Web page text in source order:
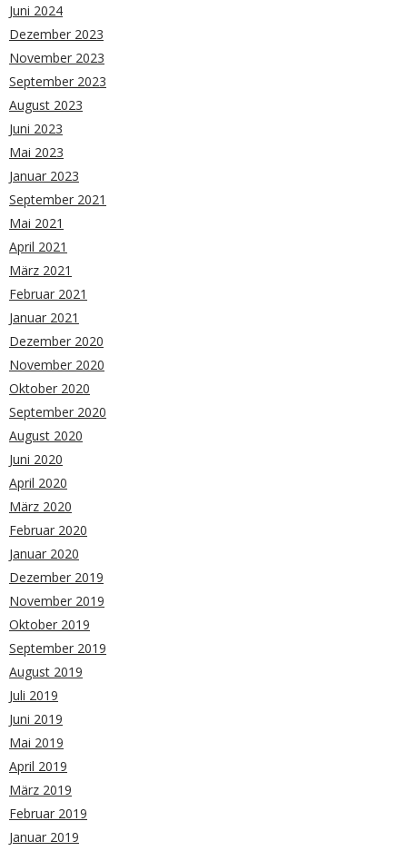
Juni 2024
Dezember 2023
November 2023
September 2023
August 2023
Juni 2023
Mai 2023
Januar 2023
September 2021
Mai 2021
April 2021
März 2021
Februar 2021
Januar 2021
Dezember 2020
November 2020
Oktober 2020
September 2020
August 2020
Juni 2020
April 2020
März 2020
Februar 2020
Januar 2020
Dezember 2019
November 2019
Oktober 2019
September 2019
August 2019
Juli 2019
Juni 2019
Mai 2019
April 2019
März 2019
Februar 2019
Januar 2019